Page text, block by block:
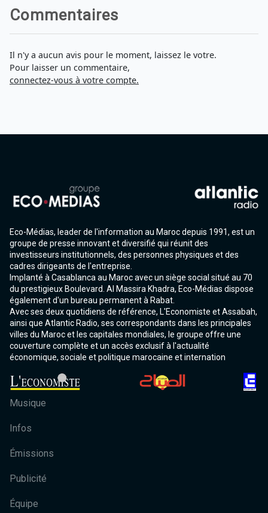
Commentaires
Il n'y a aucun avis pour le moment, laissez le votre.
Pour laisser un commentaire,
connectez-vous à votre compte.
Eco-Médias, leader de l'information au Maroc depuis 1991, est un
groupe de presse innovant et diversifié qui réunit des
investisseurs institutionnels, des personnes physiques et des
cadres dirigeants de l'entreprise.
Implanté à Casablanca au Maroc avec un siège social situé au 70
du prestigieux Boulevard. Al Massira Khadra, Eco-Médias dispose
également d'un bureau permanent à Rabat.
Avec ses deux quotidiens de référence, L'Economiste et Assabah,
ainsi que Atlantic Radio, ses correspondants dans les principales
villes du Maroc et les capitales mondiales, le groupe offre une
couverture complète et un accès exclusif à l'actualité
économique, sociale et politique marocaine et internation
Musique
Infos
Émissions
Publicité
Équipe